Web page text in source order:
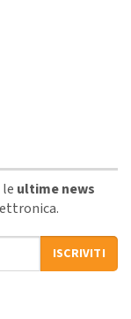
ultime news
ISCRIVITI